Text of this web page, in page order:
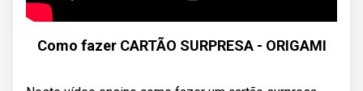
Como fazer CARTÃO SURPRESA - ORIGAMI